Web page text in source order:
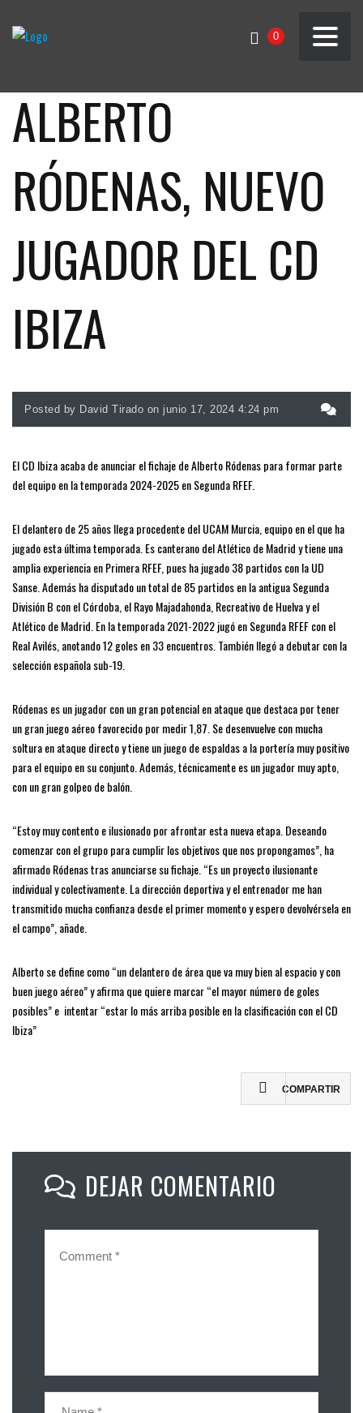
0
ALBERTO
RÓDENAS, NUEVO
JUGADOR DEL CD
IBIZA
Posted by David Tirado on junio 17, 2024 4:24 pm
El CD Ibiza acaba de anunciar el fichaje de Alberto Ródenas para formar parte
del equipo en la temporada 2024-2025 en Segunda RFEF.
El delantero de 25 años llega procedente del UCAM Murcia, equipo en el que ha
jugado esta última temporada. Es canterano del Atlético de Madrid y tiene una
amplia experiencia en Primera RFEF, pues ha jugado 38 partidos con la UD
Sanse. Además ha disputado un total de 85 partidos en la antigua Segunda
División B con el Córdoba, el Rayo Majadahonda, Recreativo de Huelva y el
Atlético de Madrid. En la temporada 2021-2022 jugó en Segunda RFEF con el
Real Avilés, anotando 12 goles en 33 encuentros. También llegó a debutar con la
selección española sub-19.
Ródenas es un jugador con un gran potencial en ataque que destaca por tener
un gran juego aéreo favorecido por medir 1,87. Se desenvuelve con mucha
soltura en ataque directo y tiene un juego de espaldas a la portería muy positivo
para el equipo en su conjunto. Además, técnicamente es un jugador muy apto,
con un gran golpeo de balón.
“Estoy muy contento e ilusionado por afrontar esta nueva etapa. Deseando
comenzar con el grupo para cumplir los objetivos que nos propongamos”, ha
afirmado Ródenas tras anunciarse su fichaje. “Es un proyecto ilusionante
individual y colectivamente. La dirección deportiva y el entrenador me han
transmitido mucha confianza desde el primer momento y espero devolvérsela en
el campo”, añade.
Alberto se define como “un delantero de área que va muy bien al espacio y con
buen juego aéreo” y afirma que quiere marcar “el mayor número de goles
posibles” e intentar “estar lo más arriba posible en la clasificación con el CD
Ibiza”
COMPARTIR
DEJAR COMENTARIO